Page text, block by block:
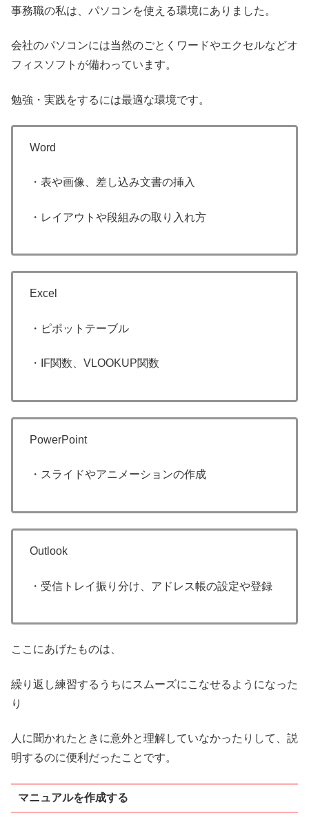
事務職の私は、パソコンを使える環境にありました。
会社のパソコンには当然のごとくワードやエクセルなどオ
フィスソフトが備わっています。
勉強・実践をするには最適な環境です。
Word
・表や画像、差し込み文書の挿入
・レイアウトや段組みの取り入れ方
Excel
・ピポットテーブル
・IF関数、VLOOKUP関数
PowerPoint
・スライドやアニメーションの作成
Outlook
・受信トレイ振り分け、アドレス帳の設定や登録
ここにあげたものは、
繰り返し練習するうちにスムーズにこなせるようになった
り
人に聞かれたときに意外と理解していなかったりして、説
明するのに便利だったことです。
マニュアルを作成する